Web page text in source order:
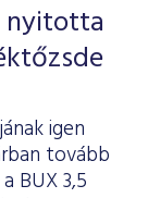
nyitotta
igen
tovább
BUX 3,5